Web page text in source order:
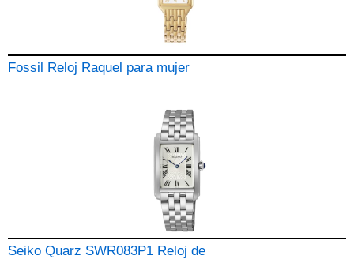
Fossil Reloj Raquel para mujer
Seiko Quarz SWR083P1 Reloj de